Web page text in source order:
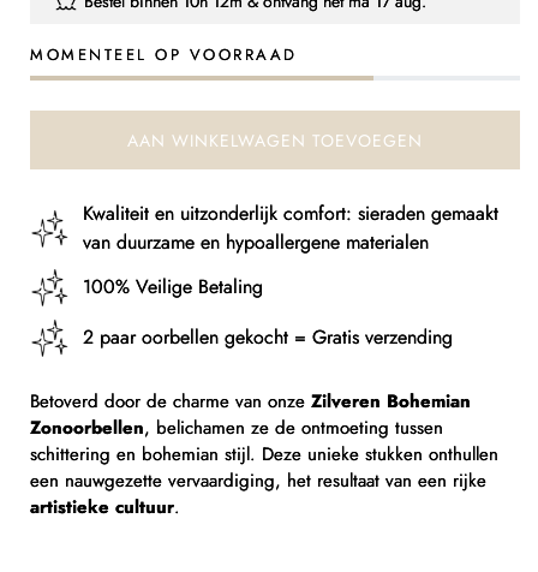
Zilveren
Zonoorbellen
Zilveren
Zonoorbellen
MOMENTEEL OP VOORRAAD
AAN WINKELWAGEN TOEVOEGEN
Kwaliteit en uitzonderlijk comfort: sieraden gemaakt
van duurzame en hypoallergene materialen
100% Veilige Betaling
2 paar oorbellen gekocht = Gratis verzending
Betoverd door de charme van onze Zilveren Bohemian
Zonoorbellen, belichamen ze de ontmoeting tussen
schittering en bohemian stijl. Deze unieke stukken onthullen
een nauwgezette vervaardiging, het resultaat van een rijke
artistieke cultuur.